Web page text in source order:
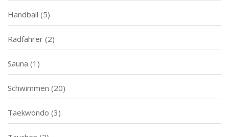
Handball (5)
Radfahrer (2)
Sauna (1)
Schwimmen (20)
Taekwondo (3)